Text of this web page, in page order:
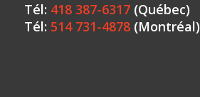
Tél: 418 387-6317(Québec)
Tél: 514 731-4878(Montréal)